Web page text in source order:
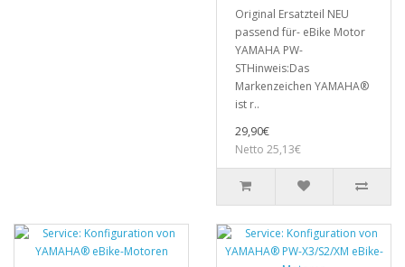
Original Ersatzteil NEU
passend für- eBike Motor
YAMAHA PW-
STHinweis:Das
Markenzeichen YAMAHA®
ist r..
29,90€
Netto 25,13€